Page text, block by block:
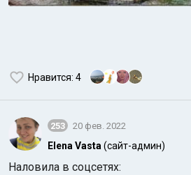
Нравится: 4
253 20 фев. 2022
Elena Vasta (сайт-админ)
Наловила в соцсетях: